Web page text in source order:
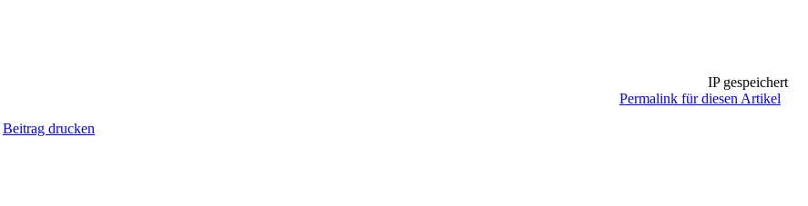
IP gespeichert
Permalink für diesen Artikel
Beitrag drucken